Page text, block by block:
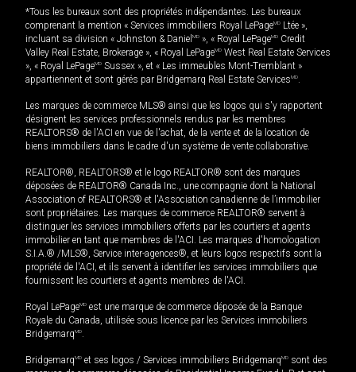
*Tous les bureaux sont des propriétés indépendantes. Les bureaux
comprenant la mention « Services immobiliers Royal LePageMD Ltée »,
incluant sa division « Johnston & Daniel MD », « Royal LePageMD Credit
Valley Real Estate, Brokerage », « Royal LePageMD West Real Estate Services
», « Royal LePageMD Sussex », et « Les immeubles Mont-Tremblant »
appartiennent et sont gérés par Bridgemarq Real Estate ServicesMD.
Les marques de commerce MLS® ainsi que les logos qui s'y rapportent
désignent les services professionnels rendus par les membres
REALTORS® de l'ACI en vue de l'achat, de la vente et de la location de
biens immobiliers dans le cadre d'un système de vente collaborative.
REALTOR®, REALTORS® et le logo REALTOR® sont des marques
déposées de REALTOR® Canada Inc., une compagnie dont la National
Association of REALTORS® et l'Association canadienne de l’immobilier
sont propriétaires. Les marques de commerce REALTOR® servent à
distinguer les services immobiliers offerts par les courtiers et agents
immobilier en tant que membres de l'ACI. Les marques d'homologation
S.I.A.® /MLS®, Service inter-agences®, et leurs logos respectifs sont la
propriété de l'ACI, et ils servent à identifier les services immobiliers que
fournissent les courtiers et agents membres de l'ACI.
Royal LePageMD est une marque de commerce déposée de la Banque
Royale du Canada, utilisée sous licence par les Services immobiliers
BridgemarqMD.
BridgemarqMD et ses logos / Services immobiliers BridgemarqMD sont des